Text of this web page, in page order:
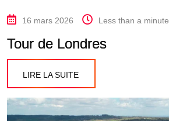
16 mars 2026 Less than a minute
Tour de Londres
LIRE LA SUITE